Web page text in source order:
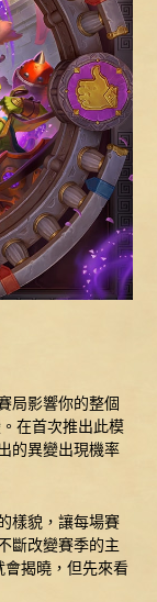
局影響你的整個
在首次推出此模
的異變出現機率
樣貌，讓每場賽
斷改變賽季的主
揭曉，但先來看